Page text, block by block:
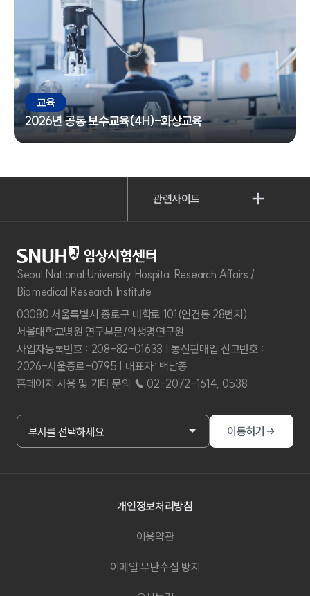
교육
2026년 공통 보수교육(4H)-화상교육
관련사이트
Seoul National University Hospital Research Affairs /
Biomedical Research Institute
03080 서울특별시 종로구 대학로 101(연건동 28번지)
서울대학교병원 연구부문/의생명연구원
사업자등록번호 : 208-82-01633 | 통신판매업 신고번호 :
2026-서울종로-0795 | 대표자: 백남종
홈페이지 사용 및 기타 문의 ☎ 02-2072-1614, 0538
부서홈페이지 바로가기
부서를 선택하세요 이동하기
개인정보처리방침
이용약관
이메일 무단수집 방지